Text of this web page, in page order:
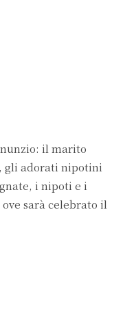
il marito
gli adorati nipotini
i nipoti e i
sarà celebrato il